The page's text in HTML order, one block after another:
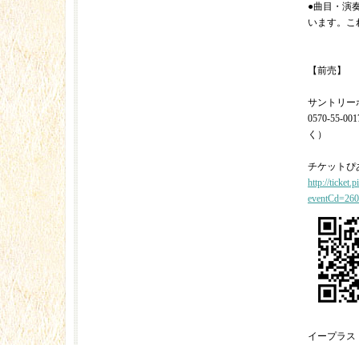
●曲目・演
います。
【前売】
サントリー
0570-55-
く）
チケットぴ
http://
イープラス